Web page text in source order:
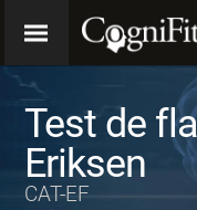
Test de
Eriksen
CAT-EF